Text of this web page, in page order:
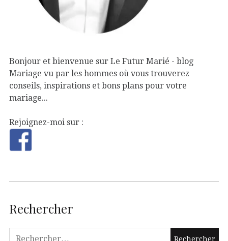
Bonjour et bienvenue sur Le Futur Marié - blog
Mariage vu par les hommes où vous trouverez
conseils, inspirations et bons plans pour votre
mariage...
Rejoignez-moi sur :
Rechercher